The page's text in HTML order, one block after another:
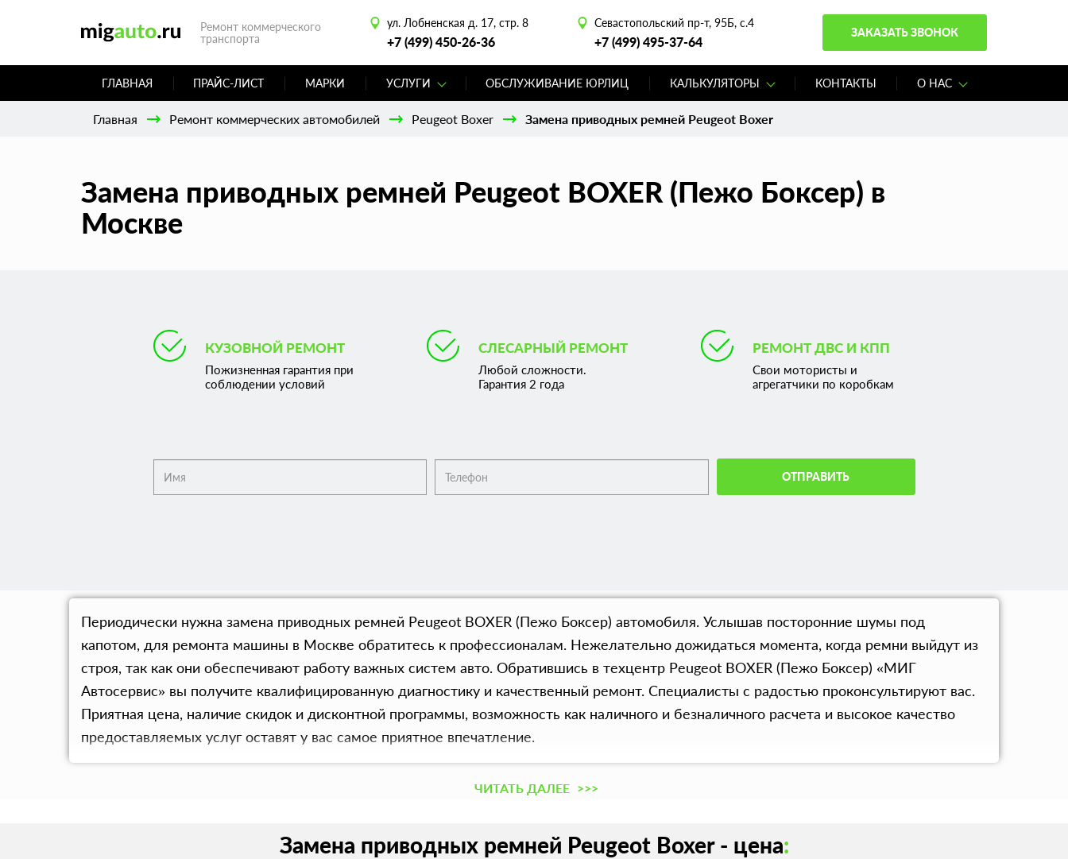
Ремонт коммерческого
транспорта
ул. Лобненская д. 17, стр. 8
+7 (499) 450-26-36
Севастопольский пр-т, 95Б, с.4
+7 (499) 495-37-64
ЗАКАЗАТЬ ЗВОНОК
ГЛАВНАЯ ПРАЙС-ЛИСТ МАРКИ УСЛУГИ ОБСЛУЖИВАНИЕ ЮРЛИЦ КАЛЬКУЛЯТОРЫ КОНТАКТЫ О НАС
Главная Ремонт коммерческих автомобилей Peugeot Boxer Замена приводных ремней Peugeot Boxer
Замена приводных ремней Peugeot BOXER (Пежо Боксер) в
Москве
КУЗОВНОЙ РЕМОНТ
Пожизненная гарантия при
соблюдении условий
СЛЕСАРНЫЙ РЕМОНТ
Любой сложности.
Гарантия 2 года
РЕМОНТ ДВС И КПП
Свои мотористы и
агрегатчики по коробкам
ОТПРАВИТЬ
Периодически нужна замена приводных ремней Peugeot BOXER (Пежо Боксер) автомобиля. Услышав посторонние шумы под
капотом, для ремонта машины в Москве обратитесь к профессионалам. Нежелательно дожидаться момента, когда ремни выйдут из
строя, так как они обеспечивают работу важных систем авто. Обратившись в техцентр Peugeot BOXER (Пежо Боксер) «МИГ
Автосервис» вы получите квалифицированную диагностику и качественный ремонт. Специалисты с радостью проконсультируют вас.
Приятная цена, наличие скидок и дисконтной программы, возможность как наличного и безналичного расчета и высокое качество
предоставляемых услуг оставят у вас самое приятное впечатление.
ЧИТАТЬ ДАЛЕЕ >>>
Замена приводных ремней Peugeot Boxer - цена: